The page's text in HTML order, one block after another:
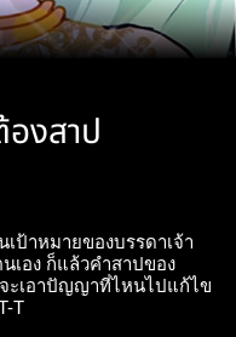
งสาป
ป้าหมายของบรรดาเจ้า
เอง ก็แล้วคำสาปของ
ะเอาปัญญาที่ไหนไปแก้ไข
T